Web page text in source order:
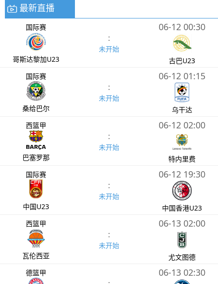
最新直播
国际赛
哥斯达黎加U23
:
未开始
06-12 00:30
古巴U23
国际赛
桑给巴尔
:
未开始
06-12 01:15
乌干达
西篮甲
巴塞罗那
:
未开始
06-12 02:00
特内里费
国际赛
中国U23
:
未开始
06-12 19:30
中国香港U23
西篮甲
瓦伦西亚
:
未开始
06-13 02:00
尤文图德
德篮甲
06-13 02:30